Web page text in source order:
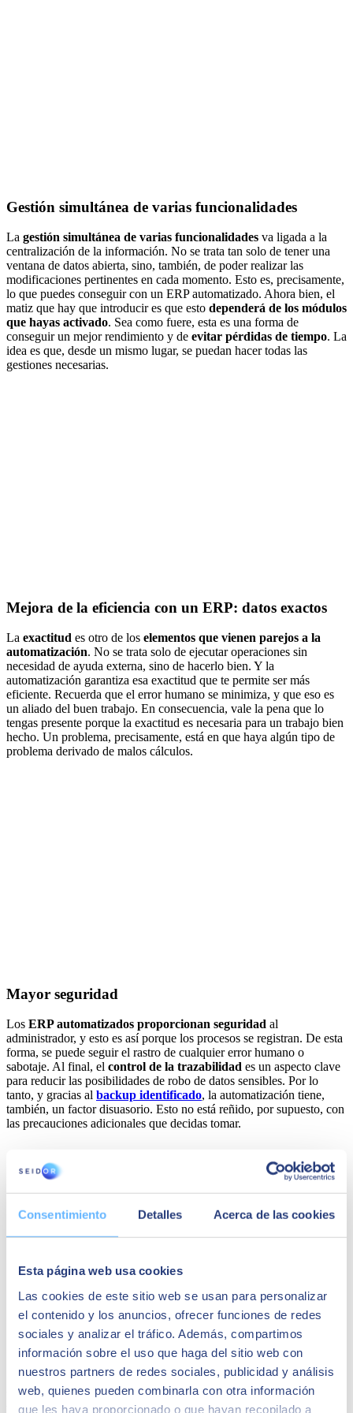
Consentimiento Detalles Acerca de las cookies
Esta página web usa cookies
Las cookies de este sitio web se usan para personalizar
el contenido y los anuncios, ofrecer funciones de redes
sociales y analizar el tráfico. Además, compartimos
información sobre el uso que haga del sitio web con
nuestros partners de redes sociales, publicidad y análisis
web, quienes pueden combinarla con otra información
que les haya proporcionado o que hayan recopilado a
Gestión simultánea de varias funcionalidades
La gestión simultánea de varias funcionalidades va ligada a la
centralización de la información. No se trata tan solo de tener una
ventana de datos abierta, sino, también, de poder realizar las
modificaciones pertinentes en cada momento. Esto es, precisamente,
lo que puedes conseguir con un ERP automatizado. Ahora bien, el
matiz que hay que introducir es que esto dependerá de los módulos
que hayas activado. Sea como fuere, esta es una forma de
conseguir un mejor rendimiento y de evitar pérdidas de tiempo. La
idea es que, desde un mismo lugar, se puedan hacer todas las
gestiones necesarias.
Mejora de la eficiencia con un ERP: datos exactos
La exactitud es otro de los elementos que vienen parejos a la
automatización. No se trata solo de ejecutar operaciones sin
necesidad de ayuda externa, sino de hacerlo bien. Y la
automatización garantiza esa exactitud que te permite ser más
eficiente. Recuerda que el error humano se minimiza, y que eso es
un aliado del buen trabajo. En consecuencia, vale la pena que lo
tengas presente porque la exactitud es necesaria para un trabajo bien
hecho. Un problema, precisamente, está en que haya algún tipo de
problema derivado de malos cálculos.
Mayor seguridad
Los ERP automatizados proporcionan seguridad al
administrador, y esto es así porque los procesos se registran. De esta
forma, se puede seguir el rastro de cualquier error humano o
sabotaje. Al final, el control de la trazabilidad es un aspecto clave
para reducir las posibilidades de robo de datos sensibles. Por lo
tanto, y gracias al backup identificado, la automatización tiene,
también, un factor disuasorio. Esto no está reñido, por supuesto, con
las precauciones adicionales que decidas tomar.
Seguimiento más eficiente de los clientes
UnERP puede incorporarla función deCRM (Customer